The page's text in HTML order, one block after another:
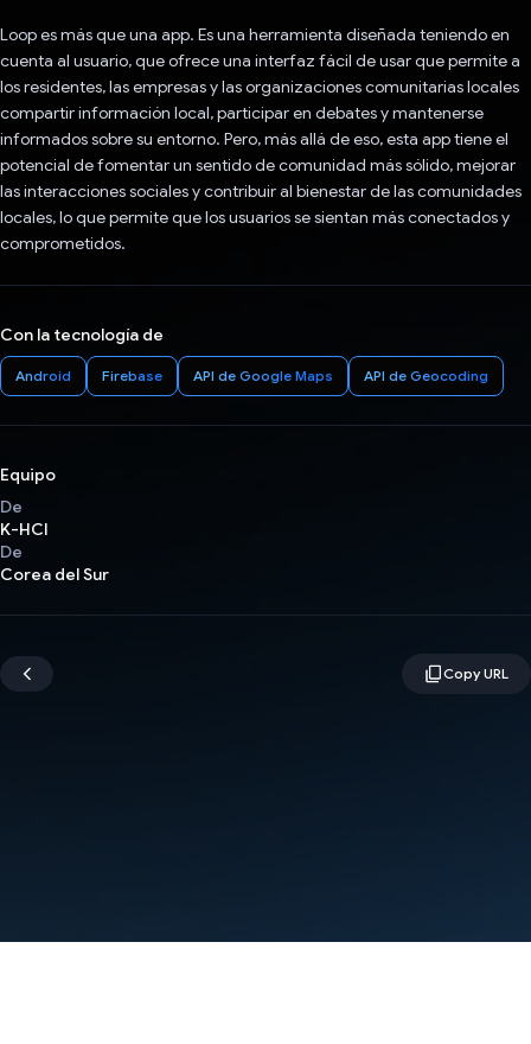
Loop es más que una app. Es una herramienta diseñada teniendo en
cuenta al usuario, que ofrece una interfaz fácil de usar que permite a
los residentes, las empresas y las organizaciones comunitarias locales
compartir información local, participar en debates y mantenerse
informados sobre su entorno. Pero, más allá de eso, esta app tiene el
potencial de fomentar un sentido de comunidad más sólido, mejorar
las interacciones sociales y contribuir al bienestar de las comunidades
locales, lo que permite que los usuarios se sientan más conectados y
comprometidos.
Con la tecnología de
Android Firebase API de Google Maps API de Geocoding
Equipo
De
K-HCI
De
Corea del Sur